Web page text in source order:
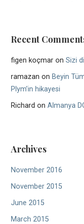
Recent
figen koçmar onSizi
ramazan on Beyin
Plym’in hikayesi
Richard onAlmanya
Archives
November 2016
November 2015
June 2015
March 2015